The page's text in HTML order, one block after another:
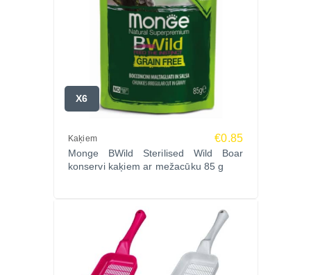
X6
Kaķiem €0.85
Monge BWild Sterilised Wild Boar
konservi kaķiem ar mežacūku 85 g